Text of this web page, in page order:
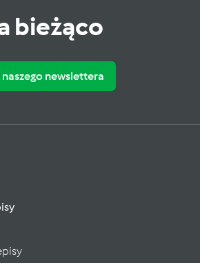
bieżąco
naszego newslettera